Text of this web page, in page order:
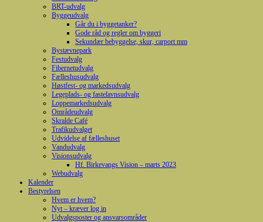
BRT-udvalg
Byggeudvalg
Går du i byggetanker?
Gode råd og regler om byggeri
Sekundær bebyggelse, skur, carport mm
Bystævnepark
Festudvalg
Fibernetudvalg
Fælleshusudvalg
Høstfest- og markedsudvalg
Legeplads- og fastelavnsudvalg
Loppemarkedsudvalg
Områdeudvalg
Skralde Café
Trafikudvalget
Udvidelse af fælleshuset
Vandudvalg
Visionsudvalg
Hf. Birkevangs Vision – marts 2023
Webudvalg
Kalender
Bestyrelsen
Hvem er hvem?
Nyt – kræver log in
Udvalgsposter og ansvarsområder